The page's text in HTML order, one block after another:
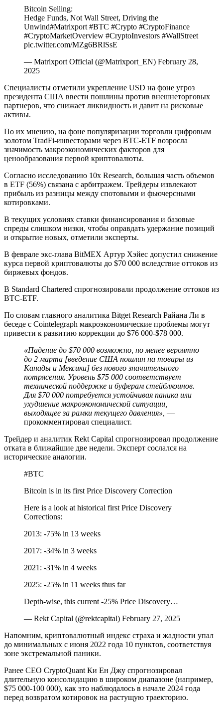
Bitcoin Selling:
Hedge Funds, Not Wall Street, Driving the
Unwind#Matrixport #BTC #Crypto #CryptoFinance
#CryptoMarketOverview #CryptoInvestors #WallStreet
pic.twitter.com/MZg6BRlSsE
— Matrixport Official (@Matrixport_EN) February 28,
2025
Специалисты отметили укрепление USD на фоне угроз
президента США ввести пошлины против внешнеторговых
партнеров, что снижает ликвидность и давит на рисковые
активы.
По их мнению, на фоне популяризации торговли цифровым
золотом TradFi-инвесторами через BTC-ETF возросла
значимость макроэкономических факторов для
ценообразования первой криптовалюты.
Согласно исследованию 10x Research, большая часть объемов
в ETF (56%) связана с арбитражем. Трейдеры извлекают
прибыль из разницы между спотовыми и фьючерсными
котировками.
В текущих условиях ставки финансирования и базовые
спреды слишком низки, чтобы оправдать удержание позиций
и открытие новых, отметили эксперты.
В феврале экс-глава BitMEX Артур Хэйес допустил снижение
курса первой криптовалюты до $70 000 вследствие оттоков из
биржевых фондов.
В Standard Chartered спрогнозировали продолжение оттоков из
BTC-ETF.
По словам главного аналитика Bitget Research Райана Ли в
беседе с Cointelegraph макроэкономические проблемы могут
привести к развитию коррекции до $76 000-$78 000.
«Падение до $70 000 возможно, но менее вероятно
до 2 марта [введение США пошлин на товары из
Канады и Мексики] без нового значительного
потрясения. Уровень $75 000 соответствует
технической поддержке и буферам стейблкоинов.
Для $70 000 потребуется устойчивая паника или
ухудшение макроэкономической ситуации,
выходящее за рамки текущего давления», —
прокомментировал специалист.
Трейдер и аналитик Rekt Capital спрогнозировал продолжение
отката в ближайшие две недели. Эксперт сослался на
исторические аналогии.
#BTC
Bitcoin is in its first Price Discovery Correction
Here is a look at historical first Price Discovery
Corrections:
2013: -75% in 13 weeks
2017: -34% in 3 weeks
2021: -31% in 4 weeks
2025: -25% in 11 weeks thus far
Depth-wise, this current -25% Price Discovery…
— Rekt Capital (@rektcapital) February 27, 2025
Напомним, криптовалютный индекс страха и жадности упал
до минимальных с июня 2022 года 10 пунктов, соответствуя
зоне экстремальной паники.
Ранее CEO CryptoQuant Ки Ен Джу спрогнозировал
длительную консолидацию в широком диапазоне (например,
$75 000-100 000), как это наблюдалось в начале 2024 года
перед возвратом котировок на растущую траекторию.